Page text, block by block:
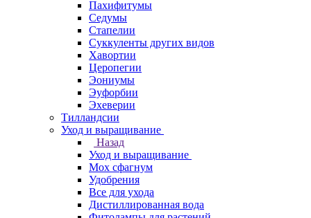
Пахифитумы
Седумы
Стапелии
Суккуленты других видов
Хавортии
Церопегии
Эониумы
Эуфорбии
Эхеверии
Тилландсии
Уход и выращивание
Назад
Уход и выращивание
Мох сфагнум
Удобрения
Все для ухода
Дистиллированная вода